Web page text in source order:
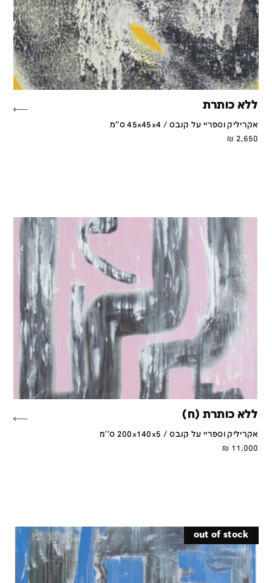
ללא כותרת
אקריליק וספריי על קנבס / 45x45x4 ס''מ
2,650
₪
ללא כותרת (ח)
אקריליק וספריי על קנבס / 200x140x5 ס''מ
11,000
₪
out of stock